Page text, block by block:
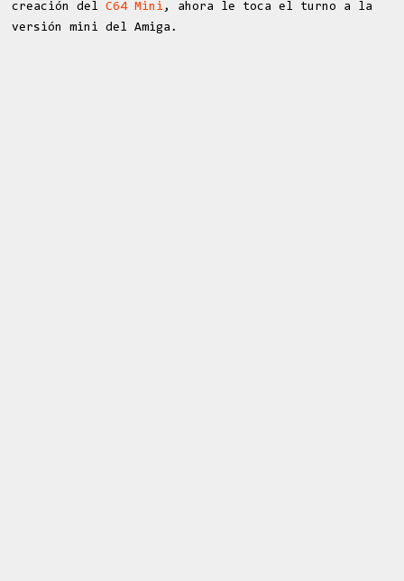
creación delC64 Mini , ahora le toca el turno a la
versión mini del Amiga.